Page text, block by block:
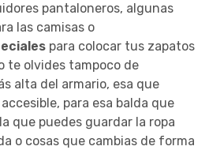
pantaloneros, algunas
las camisas o
para colocar tus zapatos
te olvides tampoco de
alta del armario, esa que
para esa balda que
que puedes guardar la ropa
o cosas que cambias de forma